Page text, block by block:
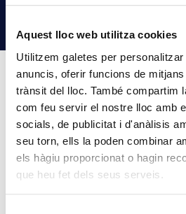
Aquest lloc web utilitza cookies
Utilitzem galetes per
anuncis, oferir funcions de
trànsit del lloc. També compartim
com feu servir el nostre lloc amb
socials, de publicitat i d'anàlisis
seu torn, ells la poden combinar
els hàgiu proporcionat o hagin
que heu fet dels seus serveis.
NOTÍCIES
LLEGEIX MÉS NOTÍCIES →
PINZELLS A PUNT?
PINTURA DEL COL·LEGI
5 d'agost de 2026
La creativitat torna a ser protagonista
la Comissió d’Acció Social del Col·legi.